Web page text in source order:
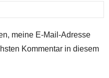
meine E-Mail-Adresse
Kommentar in diesem